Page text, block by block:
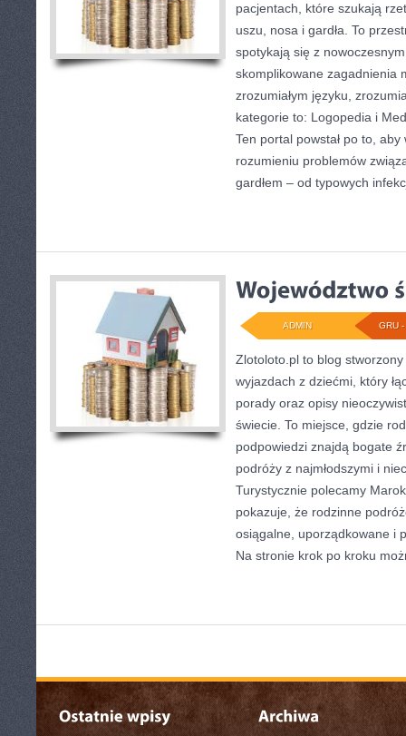
pacjentach, które szukają
uszu, nosa i gardła. To
spotykają się z
skomplikowane zagadnienia
zrozumiałym języku,
kategorie to: Logopedia i
Ten portal powstał po to,
rozumieniu problemów
gardłem – od typowych
GRU
ADMIN
Zlotoloto.pl to blog
wyjazdach z dziećmi, który
porady oraz opisy
świecie. To miejsce, gdzie
podpowiedzi znajdą bogate
podróży z najmłodszymi i
Turystycznie polecamy
pokazuje, że rodzinne
osiągalne, uporządkowane i
Na stronie krok po kroku